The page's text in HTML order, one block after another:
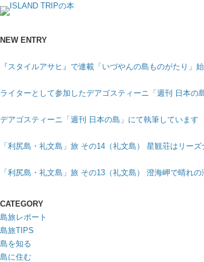
NEW ENTRY
『スタイルアサヒ』で連載「いづやんの島ものがたり」
ライターとして参加したデアゴスティーニ「週刊 日本の
デアゴスティーニ「週刊 日本の島」にて執筆しています
「利尻島・礼文島」旅 その14（礼文島） 星観荘はリー
「利尻島・礼文島」旅 その13（礼文島） 澄海岬で晴れ
CATEGORY
島旅レポート
島旅TIPS
島を知る
島に住む